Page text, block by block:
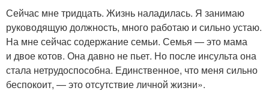
Сейчас мне тридцать. Жизнь наладилась. Я занимаю
руководящую должность, много работаю и сильно устаю.
На мне сейчас содержание семьи. Семья — это мама
и двое котов. Она давно не пьет. Но после инсульта она
стала нетрудоспособна. Единственное, что меня сильно
беспокоит, — это отсутствие личной жизни».